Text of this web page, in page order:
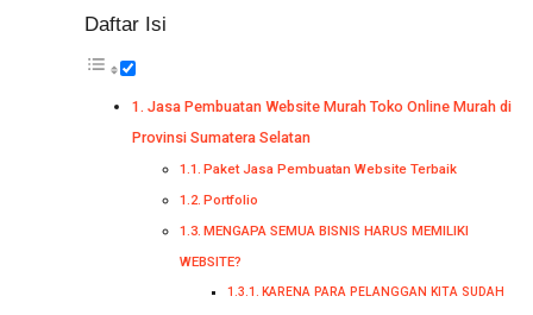
Daftar Isi
Jasa Pembuatan Website Murah Toko Online Murah di
Provinsi Sumatera Selatan
Paket Jasa Pembuatan Website Terbaik
Portfolio
MENGAPA SEMUA BISNIS HARUS MEMILIKI
WEBSITE?
KARENA PARA PELANGGAN KITA SUDAH